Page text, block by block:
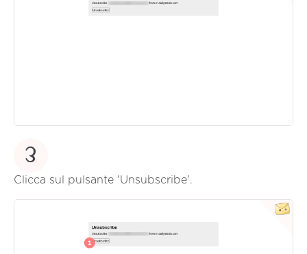
3
Clicca sul pulsante 'Unsubscribe'.